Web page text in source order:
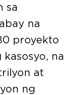
sa
na
proyekto
kasosyo, na
at
ng